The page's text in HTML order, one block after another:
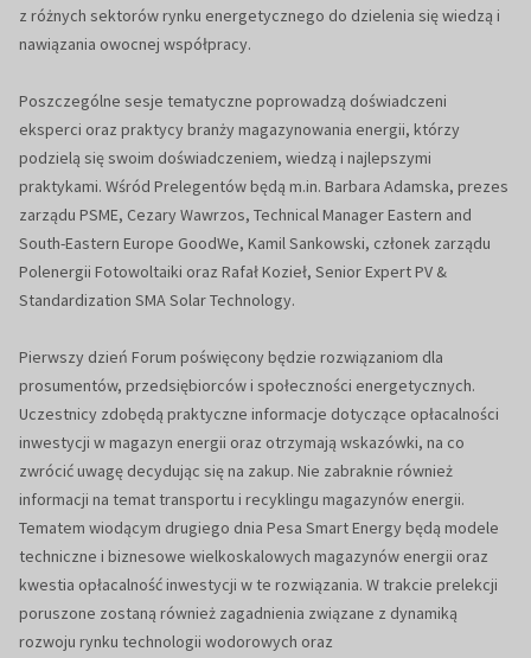
z różnych sektorów rynku energetycznego do dzielenia się wiedzą i
nawiązania owocnej współpracy.
Poszczególne sesje tematyczne poprowadzą doświadczeni
eksperci oraz praktycy branży magazynowania energii, którzy
podzielą się swoim doświadczeniem, wiedzą i najlepszymi
praktykami. Wśród Prelegentów będą m.in. Barbara Adamska, prezes
zarządu PSME, Cezary Wawrzos, Technical Manager Eastern and
South-Eastern Europe GoodWe, Kamil Sankowski, członek zarządu
Polenergii Fotowoltaiki oraz Rafał Kozieł, Senior Expert PV &
Standardization SMA Solar Technology.
Pierwszy dzień Forum poświęcony będzie rozwiązaniom dla
prosumentów, przedsiębiorców i społeczności energetycznych.
Uczestnicy zdobędą praktyczne informacje dotyczące opłacalności
inwestycji w magazyn energii oraz otrzymają wskazówki, na co
zwrócić uwagę decydując się na zakup. Nie zabraknie również
informacji na temat transportu i recyklingu magazynów energii.
Tematem wiodącym drugiego dnia Pesa Smart Energy będą modele
techniczne i biznesowe wielkoskalowych magazynów energii oraz
kwestia opłacalność inwestycji w te rozwiązania. W trakcie prelekcji
poruszone zostaną również zagadnienia związane z dynamiką
rozwoju rynku technologii wodorowych oraz